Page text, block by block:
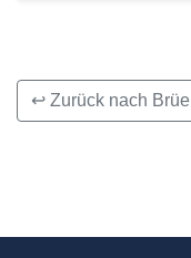
↩ Zurück nach Brüel